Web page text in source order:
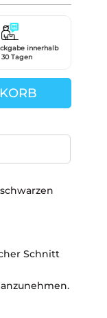
innerhalb
30 Tagen
Schnitt